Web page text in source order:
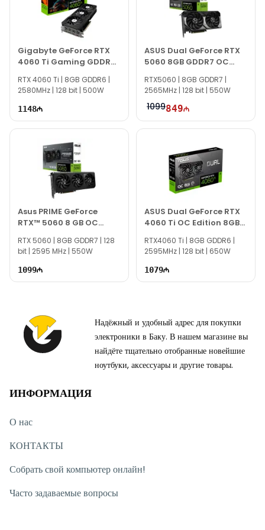
GeForce, а также другой продукцией различных брендов,
вы можете обратиться к нам через сайт.
Если вам нужна помощь с выбором, наши специалисты
готовы помочь ежедневно с 10:00 до 19:00.
Мы всегда готовы ответить на все вопросы, связанные с
PALIT GeForce RTX 4060 Dual 8GB GDDR6, через
онлайн-поддержку на нашем сайте.
Вне рабочего времени вы можете связаться с нами по
электронной почте или отправить сообщение в WhatsApp.
Благодарим вас за проявленный интерес к Texno
Gallery!
Gigabyte GeForce RTX
4060 Ti Gaming GDDR6
RTX 4060 Ti | 8GB GDDR6 |
2580MHz | 128 bit | 500W
1148
ASUS Dual GeForce RTX
5060 8GB GDDR7 OC
RTX5060 | 8GB GDDR7 |
2565MHz | 128 bit | 550W
1099849
Asus PRIME GeForce
RTX™ 5060 8 GB OC
90YV0N10-M0NA00
RTX 5060 | 8GB GDDR7 | 128
bit | 2595 MHz | 550W
1099
ASUS Dual GeForce RTX
4060 Ti OC Edition 8GB
RTX4060 Ti | 8GB GDDR6 |
2595MHz | 128 bit | 650W
1079
Надёжный и удобный адрес для покупки
электроники в Баку. В нашем магазине вы
найдёте тщательно отобранные новейшие
ноутбуки, аксессуары и другие товары.
ИНФОРМАЦИЯ
О нас
КОНТАКТЫ
Собрать свой компьютер онлайн!
Часто задаваемые вопросы